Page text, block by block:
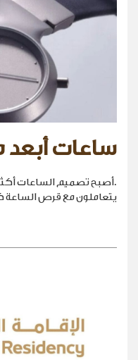
ساعات
.أصبح تصميم الساعات أكثر
يتعاملون مع قرص الساعة